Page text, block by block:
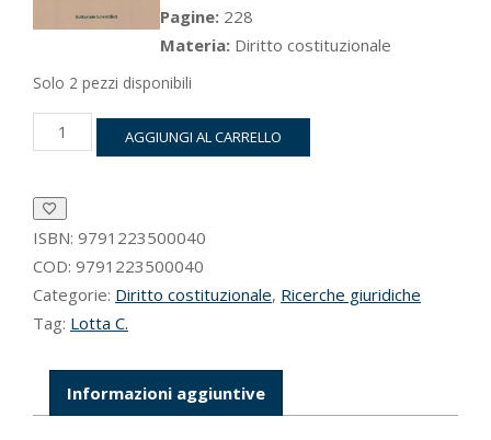
Pagine: 228
Materia: Diritto costituzionale
Solo 2 pezzi disponibili
Governance
della
a
Internet
e
quantità
AGGIUNGI AL CARRELLO
ISBN: 9791223500040
COD: 9791223500040
Categorie: Diritto costituzionale, Ricerche giuridiche
Tag: Lotta C.
Informazioni aggiuntive